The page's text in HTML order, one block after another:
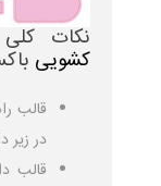
نکات
کشویی
در زیر